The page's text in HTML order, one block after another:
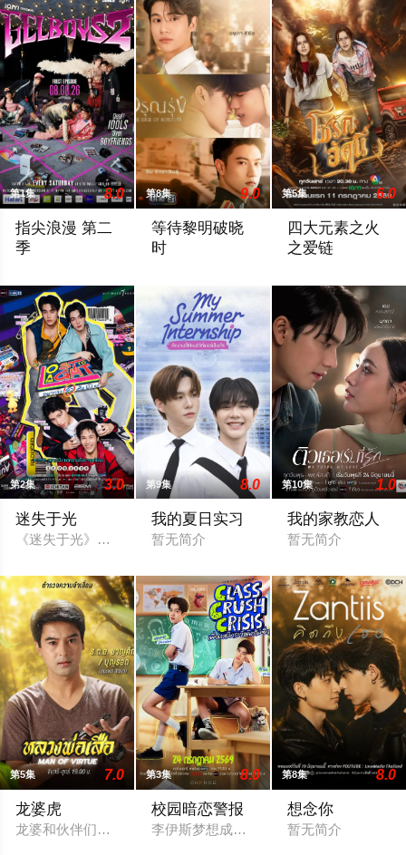
第1集 8.0
指尖浪漫 第二
季
第8集 9.0
等待黎明破晓
时
第5集 6.0
四大元素之火
之爱链
第2集 3.0
迷失于光
《迷失于光》（Lost to Light）讲述了一群曾满怀明星梦的偶像
第9集 8.0
我的夏日实习
暂无简介
第10集 1.0
我的家教恋人
暂无简介
第5集 7.0
龙婆虎
龙婆和伙伴们意外卷入一起钻石抢劫案，成为警方怀疑的对象
第3集 8.0
校园暗恋警报
李伊斯梦想成为一名酷炫的独立摇滚音乐
第8集 8.0
想念你
暂无简介